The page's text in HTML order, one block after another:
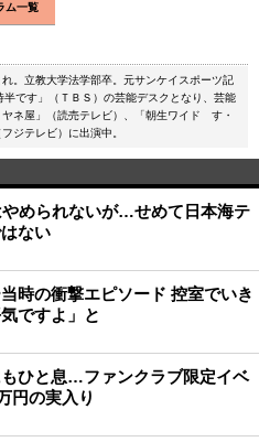
ム一覧
。立教大学法学部卒。元サンケイスポーツ記
です」（ＴＢＳ）の芸能デスクとなり、芸能
ネ屋」（読売テレビ）、「朝生ワイド す・
ジテレビ）に出演中。
やめられないが…せめて日本海テ
ない
時の衝撃エピソード 控室でいき
ですよ」と
ひと息…ファンクラブ限定イベ
円の実入り